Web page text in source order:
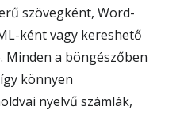
szövegként, Word-
ként vagy kereshető
Minden a böngészőben
könnyen
nyelvű számlák,